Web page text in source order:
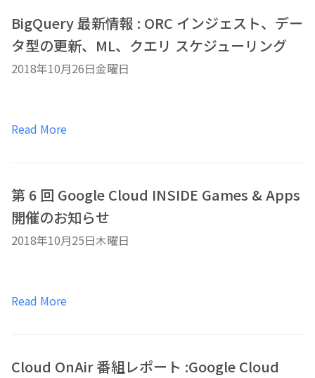
BigQuery 最新情報 : ORC インジェスト、デー
タ型の更新、ML、クエリ スケジューリング
2018年10月26日金曜日
Read More
第 6 回 Google Cloud INSIDE Games & Apps
開催のお知らせ
2018年10月25日木曜日
Read More
Cloud OnAir 番組レポート :Google Cloud